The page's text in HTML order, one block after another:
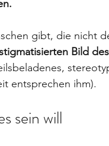
gibt, die nicht
Bild
entsprechen ihm).
sein will